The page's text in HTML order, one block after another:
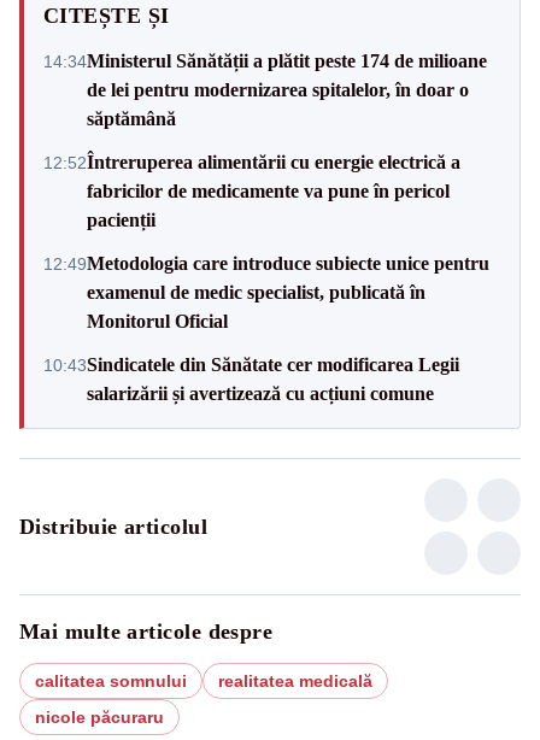
CITEȘTE ȘI
14:34Ministerul Sănătății a plătit peste 174 de milioane
de lei pentru modernizarea spitalelor, în doar o
săptămână
12:52Întreruperea alimentării cu energie electrică a
fabricilor de medicamente va pune în pericol
pacienții
12:49Metodologia care introduce subiecte unice pentru
examenul de medic specialist, publicată în
Monitorul Oficial
10:43Sindicatele din Sănătate cer modificarea Legii
salarizării și avertizează cu acțiuni comune
Distribuie articolul
Mai multe articole despre
calitatea somnului
realitatea medicală
nicole păcuraru